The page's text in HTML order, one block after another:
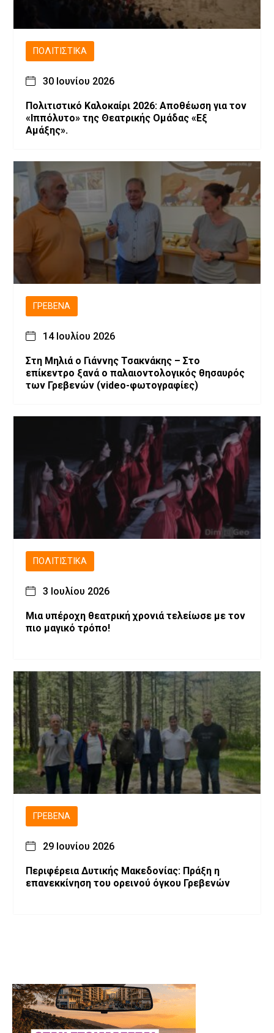
ΠΟΛΙΤΙΣΤΙΚΆ
30 Ιουνίου 2026
Πολιτιστικό Καλοκαίρι 2026: Αποθέωση για τον
«Ιππόλυτο» της Θεατρικής Ομάδας «Εξ
Αμάξης».
ΓΡΕΒΕΝΆ
14 Ιουλίου 2026
Στη Μηλιά ο Γιάννης Τσακνάκης – Στο
επίκεντρο ξανά ο παλαιοντολογικός θησαυρός
των Γρεβενών (video-φωτογραφίες)
ΠΟΛΙΤΙΣΤΙΚΆ
3 Ιουλίου 2026
Μια υπέροχη θεατρική χρονιά τελείωσε με τον
πιο μαγικό τρόπο!
ΓΡΕΒΕΝΆ
29 Ιουνίου 2026
Περιφέρεια Δυτικής Μακεδονίας: Πράξη η
επανεκκίνηση του ορεινού όγκου Γρεβενών